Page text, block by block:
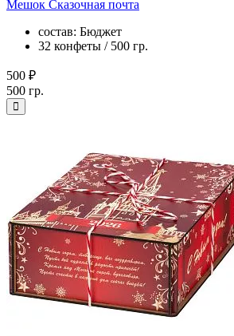
Мешок Сказочная почта
состав: Бюджет
32 конфеты / 500 гр.
500 ₽
500 гр.